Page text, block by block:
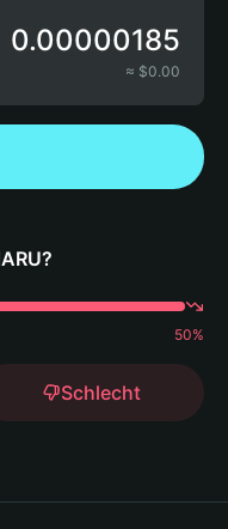
0.00000185
≈ $0.00
50%
Schlecht